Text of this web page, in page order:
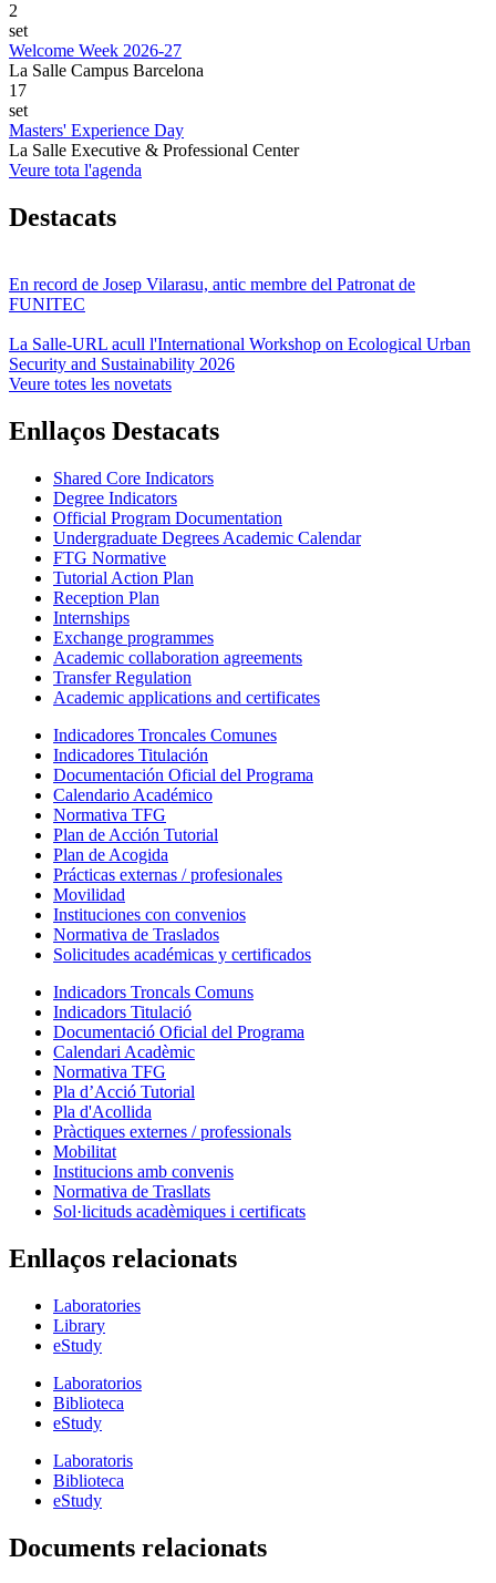
2
set
Welcome Week 2026-27
La Salle Campus Barcelona
17
set
Masters' Experience Day
La Salle Executive & Professional Center
Veure tota l'agenda
Destacats
En record de Josep Vilarasu, antic membre del Patronat de
FUNITEC
La Salle-URL acull l'International Workshop on Ecological Urban
Security and Sustainability 2026
Veure totes les novetats
Enllaços Destacats
Shared Core Indicators
Degree Indicators
Official Program Documentation
Undergraduate Degrees Academic Calendar
FTG Normative
Tutorial Action Plan
Reception Plan
Internships
Exchange programmes
Academic collaboration agreements
Transfer Regulation
Academic applications and certificates
Indicadores Troncales Comunes
Indicadores Titulación
Documentación Oficial del Programa
Calendario Académico
Normativa TFG
Plan de Acción Tutorial
Plan de Acogida
Prácticas externas / profesionales
Movilidad
Instituciones con convenios
Normativa de Traslados
Solicitudes académicas y certificados
Indicadors Troncals Comuns
Indicadors Titulació
Documentació Oficial del Programa
Calendari Acadèmic
Normativa TFG
Pla d’Acció Tutorial
Pla d'Acollida
Pràctiques externes / professionals
Mobilitat
Institucions amb convenis
Normativa de Trasllats
Sol·licituds acadèmiques i certificats
Enllaços relacionats
Laboratories
Library
eStudy
Laboratorios
Biblioteca
eStudy
Laboratoris
Biblioteca
eStudy
Documents relacionats